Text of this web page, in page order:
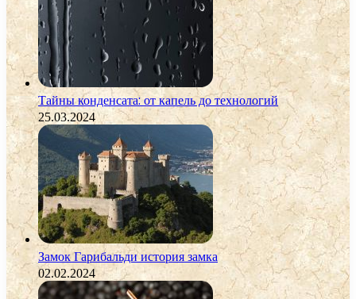
Тайны конденсата: от капель до технологий
25.03.2024
Замок Гарибальди история замка
02.02.2024